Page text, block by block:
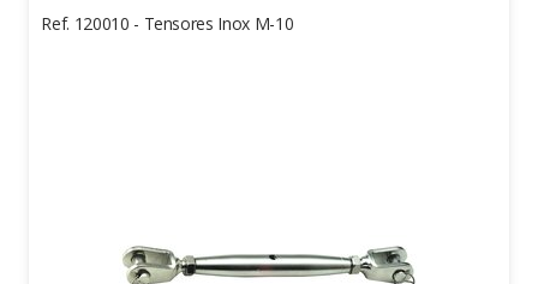
Ref. 120010 - Tensores Inox M-10